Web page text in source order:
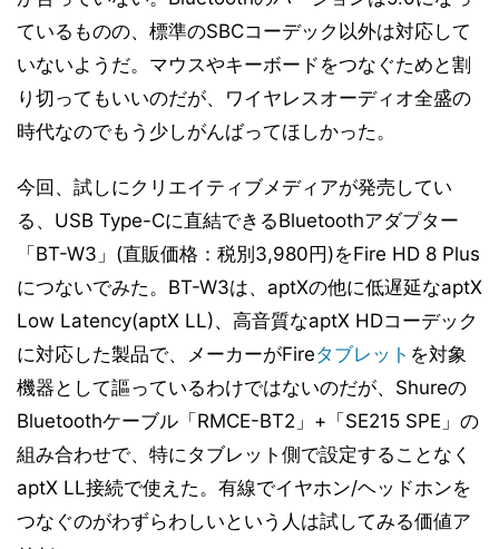
ているものの、標準のSBCコーデック以外は対応して
いないようだ。マウスやキーボードをつなぐためと割
り切ってもいいのだが、ワイヤレスオーディオ全盛の
時代なのでもう少しがんばってほしかった。
今回、試しにクリエイティブメディアが発売してい
る、USB Type-Cに直結できるBluetoothアダプター
「BT-W3」(直販価格：税別3,980円)をFire HD 8 Plus
につないでみた。BT-W3は、aptXの他に低遅延なaptX
Low Latency(aptX LL)、高音質なaptX HDコーデック
に対応した製品で、メーカーがFireタブレット を対象
機器として謳っているわけではないのだが、Shureの
Bluetoothケーブル「RMCE-BT2」+「SE215 SPE」の
組み合わせで、特にタブレット側で設定することなく
aptX LL接続で使えた。有線でイヤホン/ヘッドホンを
つなぐのがわずらわしいという人は試してみる価値ア